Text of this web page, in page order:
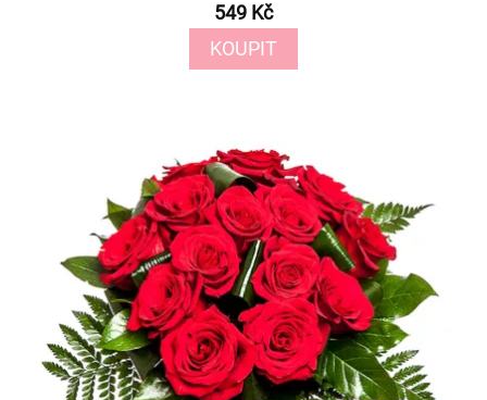
549 Kč
KOUPIT